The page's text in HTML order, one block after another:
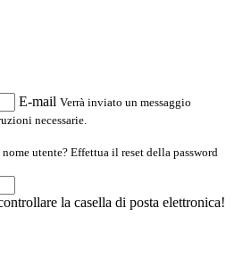
E-mail Verrà inviato un messaggio
necessarie.
utente? Effettua il reset della password
la casella di posta elettronica!